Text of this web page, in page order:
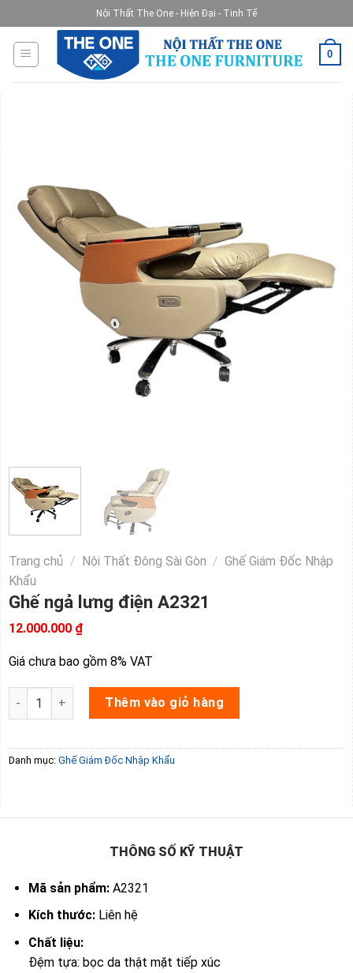
to
content
Nội Thất The One - Hiện Đại - Tinh Tế
0
Trang chủ / Nội Thất Đông Sài Gòn / Ghế Giám Đốc Nhập
Khẩu
Ghế ngả lưng điện A2321
12.000.000 ₫
Giá chưa bao gồm 8% VAT
Ghế ngả lưng điện A2321 số lượng
Thêm vào giỏ hàng
Danh mục: Ghế Giám Đốc Nhập Khẩu
THÔNG SỐ KỸ THUẬT
Mã sản phẩm:A2321
Kích thước: Liên hệ
Chất liệu:
Đệm tựa: bọc da thật mặt tiếp xúc